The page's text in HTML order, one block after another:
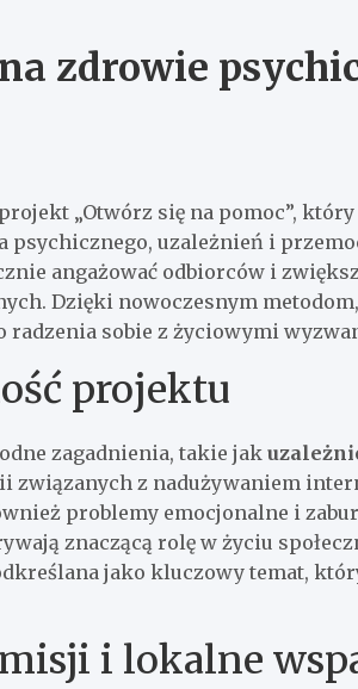
zdrowie
„Otwórz się na pomoc”,
psychicznego, uzależnień i
angażować odbiorców i
Dzięki nowoczesnym
radzenia sobie z życiowymi
projektu
zagadnienia, takie jak
związanych z nadużywaniem
problemy emocjonalne i
znaczącą rolę w życiu
jako kluczowy temat,
i lokalne